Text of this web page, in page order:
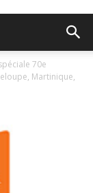
70e
Martinique,